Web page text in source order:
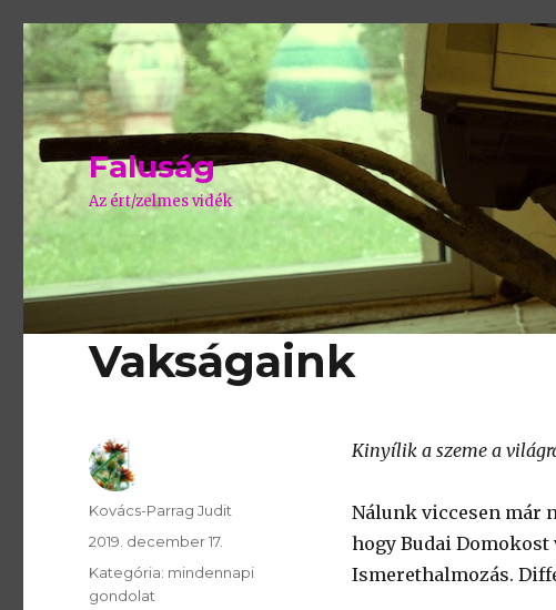
Faluság
Az ért/zelmes vidék
Vakságaink
Kinyílik a szeme a
Nálunk viccesen már
hogy Budai Domokost
Ismerethalmozás.
SzerzÅ
Kovács-Parrag Judit
Közzétéve:
2019. december 17.
Kategória: Kategória:
mindennapi
gondolat